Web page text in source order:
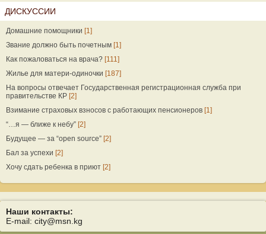
ДИСКУССИИ
Домашние помощники [1]
Звание должно быть почетным [1]
Как пожаловаться на врача? [111]
Жилье для матери-одиночки [187]
На вопросы отвечает Государственная регистрационная служба при
правительстве КР [2]
Взимание страховых взносов с работающих пенсионеров [1]
“…я — ближе к небу” [2]
Будущее — за “open source” [2]
Бал за успехи [2]
Хочу сдать ребенка в приют [2]
Наши контакты:
E-mail: city@msn.kg